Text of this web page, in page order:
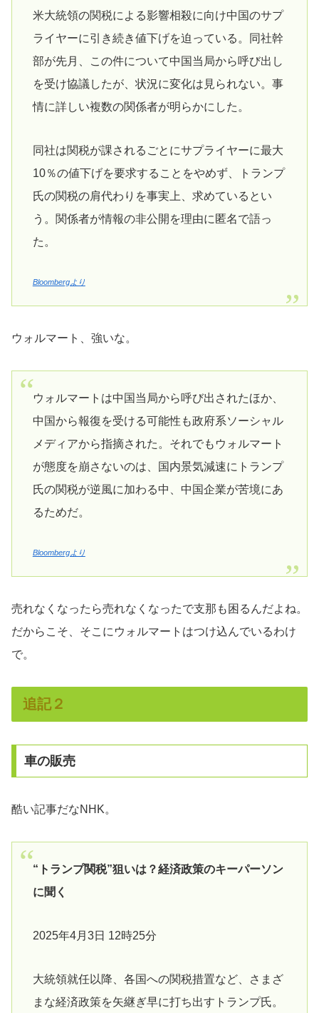
米大統領の関税による影響相殺に向け中国のサプ
ライヤーに引き続き値下げを迫っている。同社幹
部が先月、この件について中国当局から呼び出し
を受け協議したが、状況に変化は見られない。事
情に詳しい複数の関係者が明らかにした。
同社は関税が課されるごとにサプライヤーに最大
10％の値下げを要求することをやめず、トランプ
氏の関税の肩代わりを事実上、求めているとい
う。関係者が情報の非公開を理由に匿名で語っ
た。
Bloombergより
ウォルマート、強いな。
ウォルマートは中国当局から呼び出されたほか、
中国から報復を受ける可能性も政府系ソーシャル
メディアから指摘された。それでもウォルマート
が態度を崩さないのは、国内景気減速にトランプ
氏の関税が逆風に加わる中、中国企業が苦境にあ
るためだ。
Bloombergより
売れなくなったら売れなくなったで支那も困るんだよね。
だからこそ、そこにウォルマートはつけ込んでいるわけ
で。
追記２
車の販売
酷い記事だなNHK。
“トランプ関税”狙いは？経済政策のキーパーソン
に聞く
2025年4月3日 12時25分
大統領就任以降、各国への関税措置など、さまざ
まな経済政策を矢継ぎ早に打ち出すトランプ氏。